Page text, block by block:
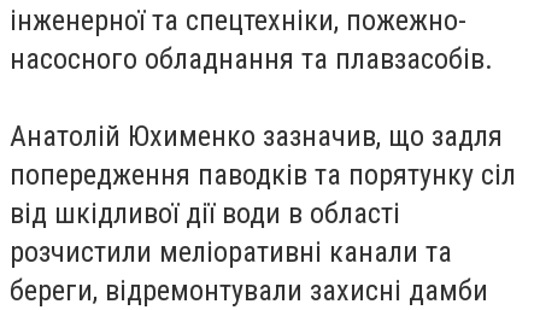
інженерної та спецтехніки, пожежно-
насосного обладнання та плавзасобів.
Анатолій Юхименко зазначив, що задля
попередження паводків та порятунку сіл
від шкідливої дії води в області
розчистили меліоративні канали та
береги, відремонтували захисні дамби